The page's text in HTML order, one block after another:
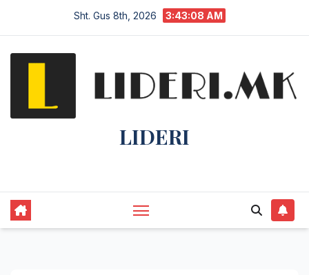
Sht. Gus 8th, 2026 3:43:09 AM
LIDERI